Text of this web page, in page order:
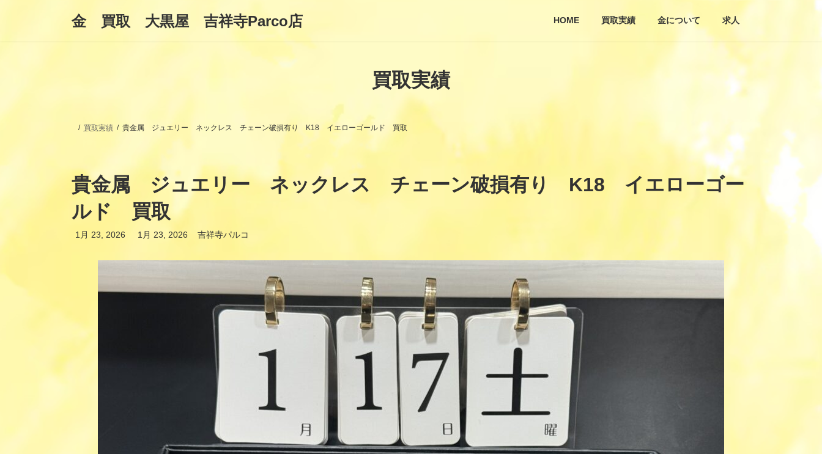
金 買取 大黒屋 吉祥寺Parco店 HOME 買取実績 金について 求人
買取実績
買取実績 貴金属 ジュエリー ネックレス チェーン破損有り K18 イエローゴールド 買取
貴金属 ジュエリー ネックレス チェーン破損有り K18 イエローゴー
ルド 買取
1月 23, 2026
最
1月 23, 2026 吉祥寺パルコ